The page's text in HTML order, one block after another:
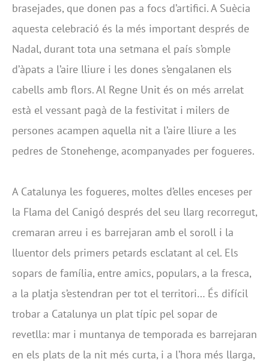
brasejades, que donen pas a focs d’artifici. A Suècia
aquesta celebració és la més important després de
Nadal, durant tota una setmana el país s’omple
d’àpats a l’aire lliure i les dones s’engalanen els
cabells amb flors. Al Regne Unit és on més arrelat
està el vessant pagà de la festivitat i milers de
persones acampen aquella nit a l’aire lliure a les
pedres de Stonehenge, acompanyades per fogueres.
A Catalunya les fogueres, moltes d’elles enceses per
la Flama del Canigó després del seu llarg recorregut,
cremaran arreu i es barrejaran amb el soroll i la
lluentor dels primers petards esclatant al cel. Els
sopars de família, entre amics, populars, a la fresca,
a la platja s’estendran per tot el territori… És difícil
trobar a Catalunya un plat típic pel sopar de
revetlla: mar i muntanya de temporada es barrejaran
en els plats de la nit més curta, i a l’hora més llarga,